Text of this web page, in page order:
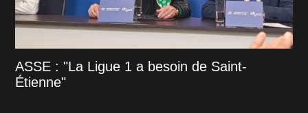
ASSE : "La Ligue 1 a besoin de Saint-
Étienne"